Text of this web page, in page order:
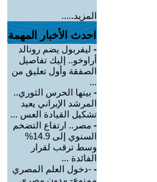
المزيد.....
احدث الأخبار المهمة
- ليفربول يضم رونالد
أراوخو.. إليك تفاصيل
الصفقة وأول تعليق من
...
- بينها الحرس الثوري..
المرشد الإيراني يعيد
تشكيل القيادة العس ...
- مصر.. ارتفاع التضخم
السنوي إلى 14.9%
وسط ترقب لقرار
الفائدة ...
- -دخول العلم المصري
ممنوع- مدون مصري